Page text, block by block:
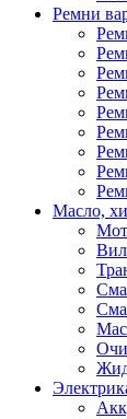
Ремни
Масло,